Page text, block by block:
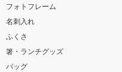
フォトフレーム
名刺入れ
ふくさ
箸・ランチグッズ
バッグ